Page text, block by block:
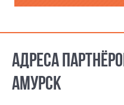
АДРЕСА
АМУРСК